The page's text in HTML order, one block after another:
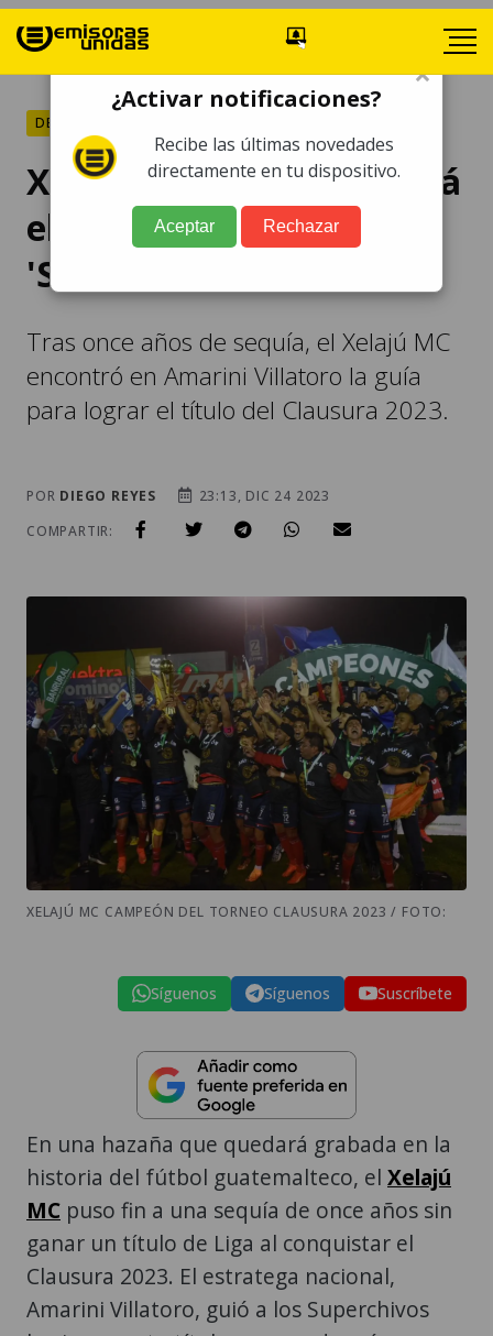
DEPORTES
Xelajú MC nunca olvidará
el 2023, el año de la
'Sexta Luna'
Tras once años de sequía, el Xelajú MC
encontró en Amarini Villatoro la guía
para lograr el título del Clausura 2023.
POR DIEGO REYES
23:13, DIC 24 2023
COMPARTIR:
XELAJÚ MC CAMPEÓN DEL TORNEO CLAUSURA 2023 / FOTO:
Síguenos Síguenos Suscríbete
En una hazaña que quedará grabada en la
historia del fútbol guatemalteco, el Xelajú
MC puso fin a una sequía de once años sin
ganar un título de Liga al conquistar el
Clausura 2023. El estratega nacional,
Amarini Villatoro, guió a los Superchivos
×
¿Activar notificaciones?
Recibe las últimas novedades
directamente en tu dispositivo.
Aceptar Rechazar